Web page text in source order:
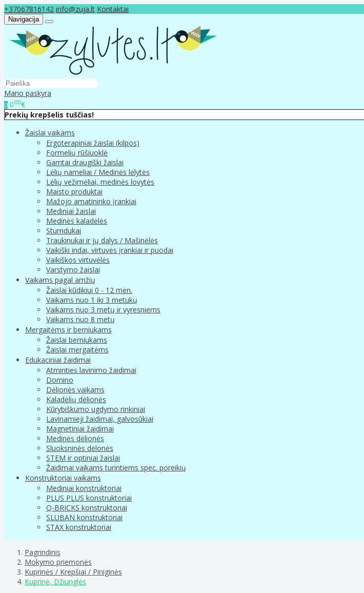
+37067816142 info@zuja.lt Kontaktai
Navigacija
Mano paskyra
0 000€
Prekių krepšelis tuščias!
Žaislai vaikams
Ergoterapiniai žaislai (kilpos)
Formelių rūšiuoklė
Gamtai draugiški žaislai
Lėlių nameliai / Medinės lėlytės
Lėlių vežimėliai, medinės lovytės
Maisto produktai
Mažojo amatininko įrankiai
Mediniai žaislai
Medinės kaladėlės
Stumdukai
Traukinukai ir jų dalys / Mašinėlės
Vaikiški indai, virtuvės įrankiai ir puodai
Vaikiškos virtuvėlės
Varstymo žaislai
Vaikams pagal amžių
Žaislai kūdikiui 0 - 12 mėn.
Vaikams nuo 1 iki 3 metukų
Vaikams nuo 3 metų ir vyresniems
Vaikams nuo 8 metų
Mergaitėms ir berniukams
Žaislai berniukams
Žaislai mergaitėms
Edukaciniai žaidimai
Atminties lavinimo žaidimai
Domino
Dėlionės vaikams
Kaladėlių dėlionės
Kūrybiškumo ugdymo rinkiniai
Lavinamieji žaidimai, galvosūkiai
Magnetiniai žaidimai
Medinės dėlionės
Sluoksninės dėlonės
STEM ir optiniai žaislai
Žaidimai vaikams turintiems spec. poreikių
Konstruktoriai vaikams
Mediniai konstruktoriai
PLUS PLUS konstruktoriai
Q-BRICKS konstruktoriai
SLUBAN konstruktoriai
STAX konstruktoriai
Pagrindinis
Mokymo priemonės
Kuprinės / Krepšiai / Piniginės
Kuprinė, Džiunglės